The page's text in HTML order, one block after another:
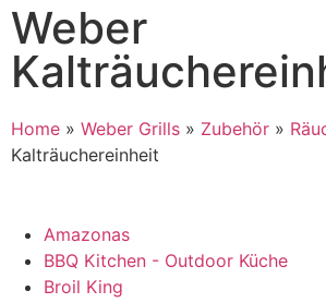
Weber
Home » Weber Grills » Zubehör »
Kalträuchereinheit
Amazonas
BBQ Kitchen - Outdoor Küche
Broil King